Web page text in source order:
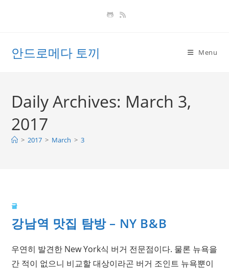
안드로메다 토끼 Menu
Daily Archives: March 3,
2017
> 2017 > March > 3
글
강남역 맛집 탐방 – NY B&B
우연히 발견한 New York식 버거 전문점이다. 물론 뉴욕을
간 적이 없으니 비교할 대상이라곤 버거 조인트 뉴욕뿐이